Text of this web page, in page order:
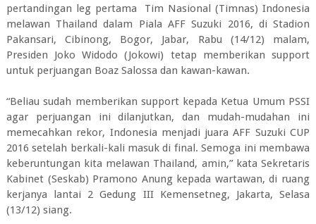
pertandingan leg pertama Tim Nasional (Timnas) Indonesia
melawan Thailand dalam Piala AFF Suzuki 2016, di Stadion
Pakansari, Cibinong, Bogor, Jabar, Rabu (14/12) malam,
Presiden Joko Widodo (Jokowi) tetap memberikan support
untuk perjuangan Boaz Salossa dan kawan-kawan.
“Beliau sudah memberikan support kepada Ketua Umum PSSI
agar perjuangan ini dilanjutkan, dan mudah-mudahan ini
memecahkan rekor, Indonesia menjadi juara AFF Suzuki CUP
2016 setelah berkali-kali masuk di final. Semoga ini membawa
keberuntungan kita melawan Thailand, amin,” kata Sekretaris
Kabinet (Seskab) Pramono Anung kepada wartawan, di ruang
kerjanya lantai 2 Gedung III Kemensetneg, Jakarta, Selasa
(13/12) siang.